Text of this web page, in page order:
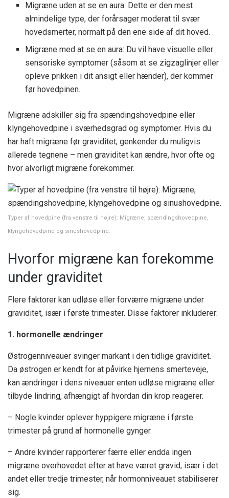
Migræne uden at se en aura: Dette er den mest
almindelige type, der forårsager moderat til svær
hovedsmerter, normalt på den ene side af dit hoved.
Migræne med at se en aura: Du vil have visuelle eller
sensoriske symptomer (såsom at se zigzaglinjer eller
opleve prikken i dit ansigt eller hænder), der kommer
før hovedpinen.
Migræne adskiller sig fra spændingshovedpine eller
klyngehovedpine i sværhedsgrad og symptomer. Hvis du
har haft migræne før graviditet, genkender du muligvis
allerede tegnene – men graviditet kan ændre, hvor ofte og
hvor alvorligt migræne forekommer.
Typer af hovedpine (fra venstre til højre): Migræne, spændingshovedpine,
klyngehovedpine og sinushovedpine.
Hvorfor migræne kan forekomme
under graviditet
Flere faktorer kan udløse eller forværre migræne under
graviditet, især i første trimester. Disse faktorer inkluderer:
1. hormonelle ændringer
Østrogenniveauer svinger markant i den tidlige graviditet.
Da østrogen er kendt for at påvirke hjernens smerteveje,
kan ændringer i dens niveauer enten udløse migræne eller
tilbyde lindring, afhængigt af hvordan din krop reagerer.
– Nogle kvinder oplever hyppigere migræne i første
trimester på grund af hormonelle gynger.
– Andre kvinder rapporterer færre eller endda ingen
migræne overhovedet efter at have været gravid, især i det
andet eller tredje trimester, når hormonniveauet stabiliserer
sig.